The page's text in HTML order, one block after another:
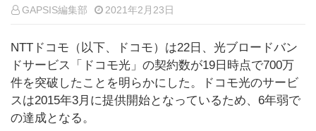
GAPSIS編集部 2021年2月23日
NTTドコモ（以下、ドコモ）は22日、光ブロードバン
ドサービス「ドコモ光」の契約数が19日時点で700万
件を突破したことを明らかにした。ドコモ光のサービ
スは2015年3月に提供開始となっているため、6年弱で
の達成となる。